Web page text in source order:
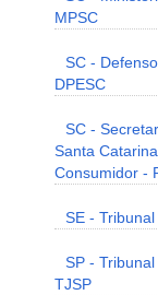
MPSC
SC -
DPESC
SC -
Santa
Consumidor -
SE -
SP -
TJSP